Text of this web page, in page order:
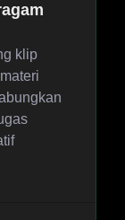
klip